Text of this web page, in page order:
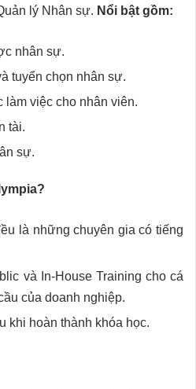
lý Nhân sự. Nổi bật gồm:
nhân sự.
tuyển chọn nhân sự.
làm việc cho nhân viên.
tài.
sự.
là những chuyên gia có tiếng
và In-House Training cho cá
của doanh nghiệp.
khi hoàn thành khóa học.